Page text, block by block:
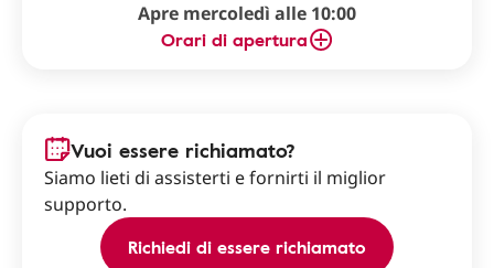
Apre mercoledì alle 10:00
Orari di apertura
Vuoi essere richiamato?
Siamo lieti di assisterti e fornirti il miglior
supporto.
Richiedi di essere richiamato